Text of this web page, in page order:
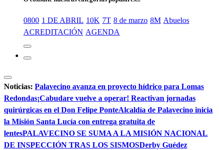
0800 1 DE ABRIL 10K 7T 8 de marzo 8M Abuelos
ACREDITACIÓN AGENDA
Noticias: Palavecino avanza en proyecto hídrico para Lomas
Redondas¡Cabudare vuelve a operar! Reactivan jornadas
quirúrgicas en el Don Felipe PonteAlcaldía de Palavecino inicia
la Misión Santa Lucía con entrega gratuita de
lentesPALAVECINO SE SUMA A LA MISIÓN NACIONAL
DE INSPECCIÓN TRAS LOS SISMOSDerby Guédez